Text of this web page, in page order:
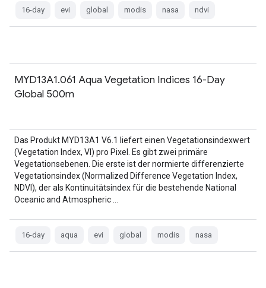
16-day evi global modis nasa ndvi
MYD13A1.061 Aqua Vegetation Indices 16-Day
Global 500m
Das Produkt MYD13A1 V6.1 liefert einen Vegetationsindexwert
(Vegetation Index, VI) pro Pixel. Es gibt zwei primäre
Vegetationsebenen. Die erste ist der normierte differenzierte
Vegetationsindex (Normalized Difference Vegetation Index,
NDVI), der als Kontinuitätsindex für die bestehende National
Oceanic and Atmospheric …
16-day aqua evi global modis nasa